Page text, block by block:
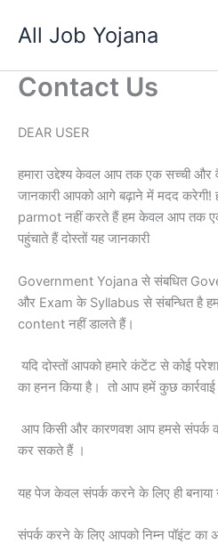
All Job Yojana
Contact Us
DEAR USER
हमारा उद्देश्य केवल आप तक एक सच्ची और
जानकारी आपको आगे बढ़ाने में मदद करेगी!
parmot नहीं करते हैं हम केवल आप तक एक
पहुंचाते हैं दोस्तों यह जानकारी
Government Yojana से संबधित
और Exam के Syllabus से संबन्धित है
content नहीं डालते हैं।
यदि दोस्तों आपको हमारे कंटेंट से कोई
का हनन किया है। तो आप हमें कुछ
आप किसी और कारणवश आप हमसे संपर्क
कर सकते हैं ।
यह पेज केवल संपर्क करने के लिए ही बनाया
संपर्क करने के लिए आपको निम्न पॉइंट का